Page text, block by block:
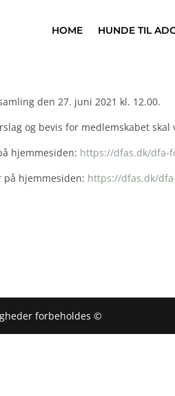
HOME HUNDE TIL
den 27. juni 2021 kl. 12.00.
og bevis for medlemskabet
hjemmesiden: https://dfas.dk/dfa-
på hjemmesiden: https://dfas.dk/
forbeholdes ©